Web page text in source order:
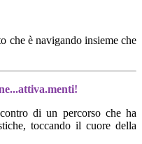
che è navigando insieme che
di un percorso che ha
toccando il cuore della